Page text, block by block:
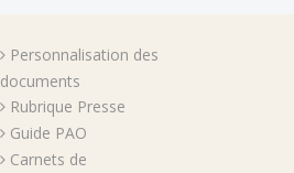
Personnalisation des
documents
Rubrique Presse
Guide PAO
Carnets de